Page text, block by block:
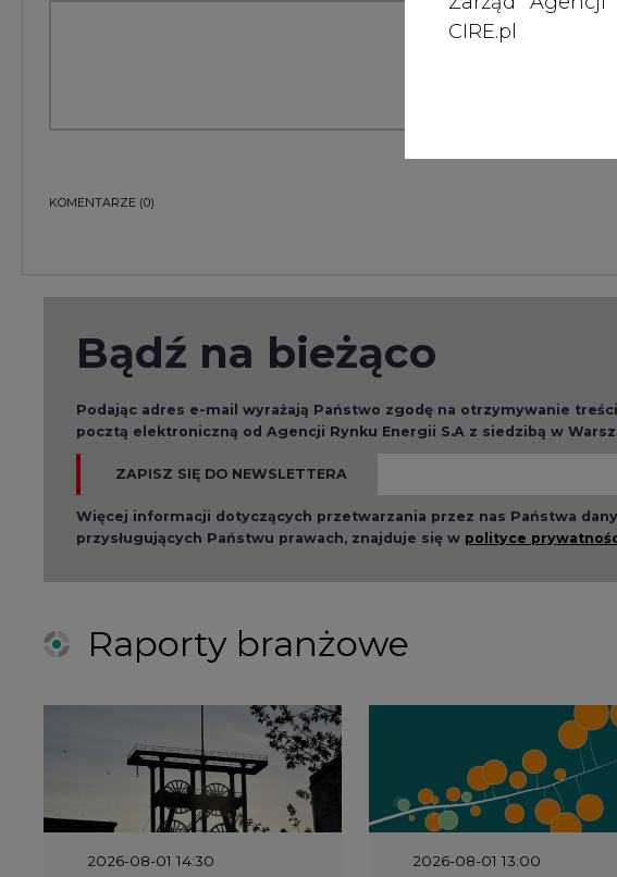
CIRE.pl
KOMENTARZE (0)
Bądź na bieżąco
Podając adres e-mail wyrażają Państwo zgodę na otrzymywanie
pocztą elektroniczną od Agencji Rynku Energii S.A z siedzibą w
ZAPISZ SIĘ DO NEWSLETTERA
Więcej informacji dotyczących przetwarzania przez nas Państwa
przysługujących Państwu prawach, znajduje się w polityce
Raporty branżowe
2026-08-01 14:30 2026-08-01 13:00